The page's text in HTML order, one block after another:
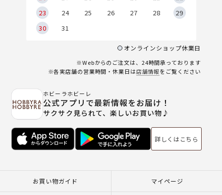
23
24 25 26 27 28
29
30
31
オンラインショップ休業日
※Webからのご注文は、24時間承っております
※各実店舗の営業時間・休業日は店舗情報をご覧ください
ホビーラホビーレ
公式アプリで最新情報をお届け！
サクサク見られて、楽しいお買い物♪
詳しくはこちら
お買い物ガイド マイページ